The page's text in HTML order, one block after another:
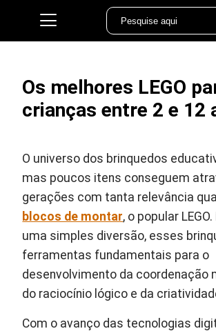
Os melhores LEGO
crianças entre 2 e 12
O universo dos brinquedos
mas poucos itens conseguem
gerações com tanta relevância
blocos de montar, o popular
uma simples diversão, esses
ferramentas fundamentais para o
desenvolvimento da coordenação
do raciocínio lógico e da
Com o avanço das tecnologias